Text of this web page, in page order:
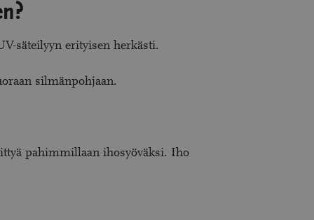
säteilyyn erityisen herkästi.
silmänpohjaan.
pahimmillaan ihosyöväksi. Iho